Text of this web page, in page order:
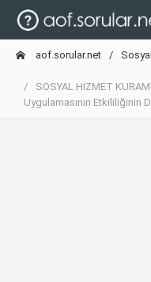
aof.sorular.net
SOSYAL HİZMET
Uygulamasının Etkililiğinin